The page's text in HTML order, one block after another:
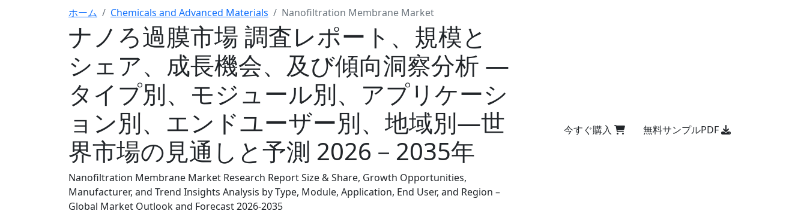
ホーム Chemicals and Advanced Materials Nanofiltration Membrane Market
ナノろ過膜市場 調査レポート、規模と
シェア、成長機会、及び傾向洞察分析 ―
タイプ別、モジュール別、アプリケーシ
ョン別、エンドユーザー別、地域別―世
界市場の見通しと予測 2026－2035年
Nanofiltration Membrane Market Research Report Size & Share, Growth Opportunities,
Manufacturer, and Trend Insights Analysis by Type, Module, Application, End User, and Region –
Global Market Outlook and Forecast 2026-2035
今すぐ購入 無料サンプルPDF